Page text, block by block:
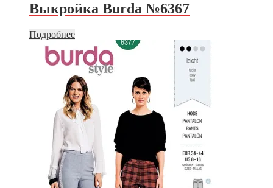
Выкройка Burda №6367
Подробнее